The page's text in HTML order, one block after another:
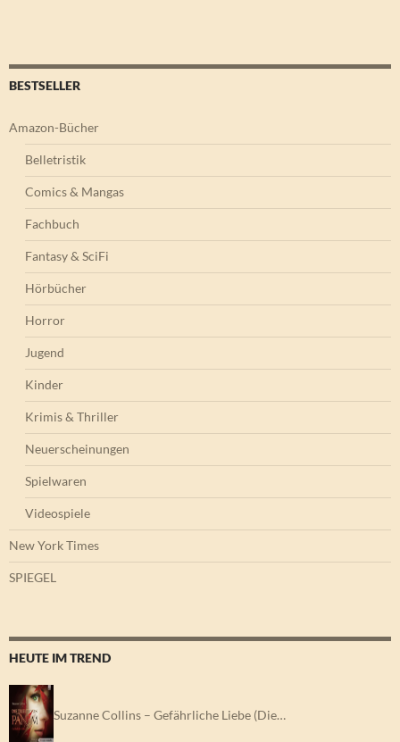
BESTSELLER
Amazon-Bücher
Belletristik
Comics & Mangas
Fachbuch
Fantasy & SciFi
Hörbücher
Horror
Jugend
Kinder
Krimis & Thriller
Neuerscheinungen
Spielwaren
Videospiele
New York Times
SPIEGEL
HEUTE IM TREND
Suzanne Collins – Gefährliche Liebe (Die…